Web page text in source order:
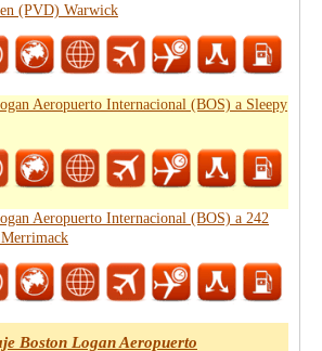
(PVD) Warwick
Aeropuerto Internacional (BOS) a Sleepy
Aeropuerto Internacional (BOS) a 242
Boston Logan Aeropuerto